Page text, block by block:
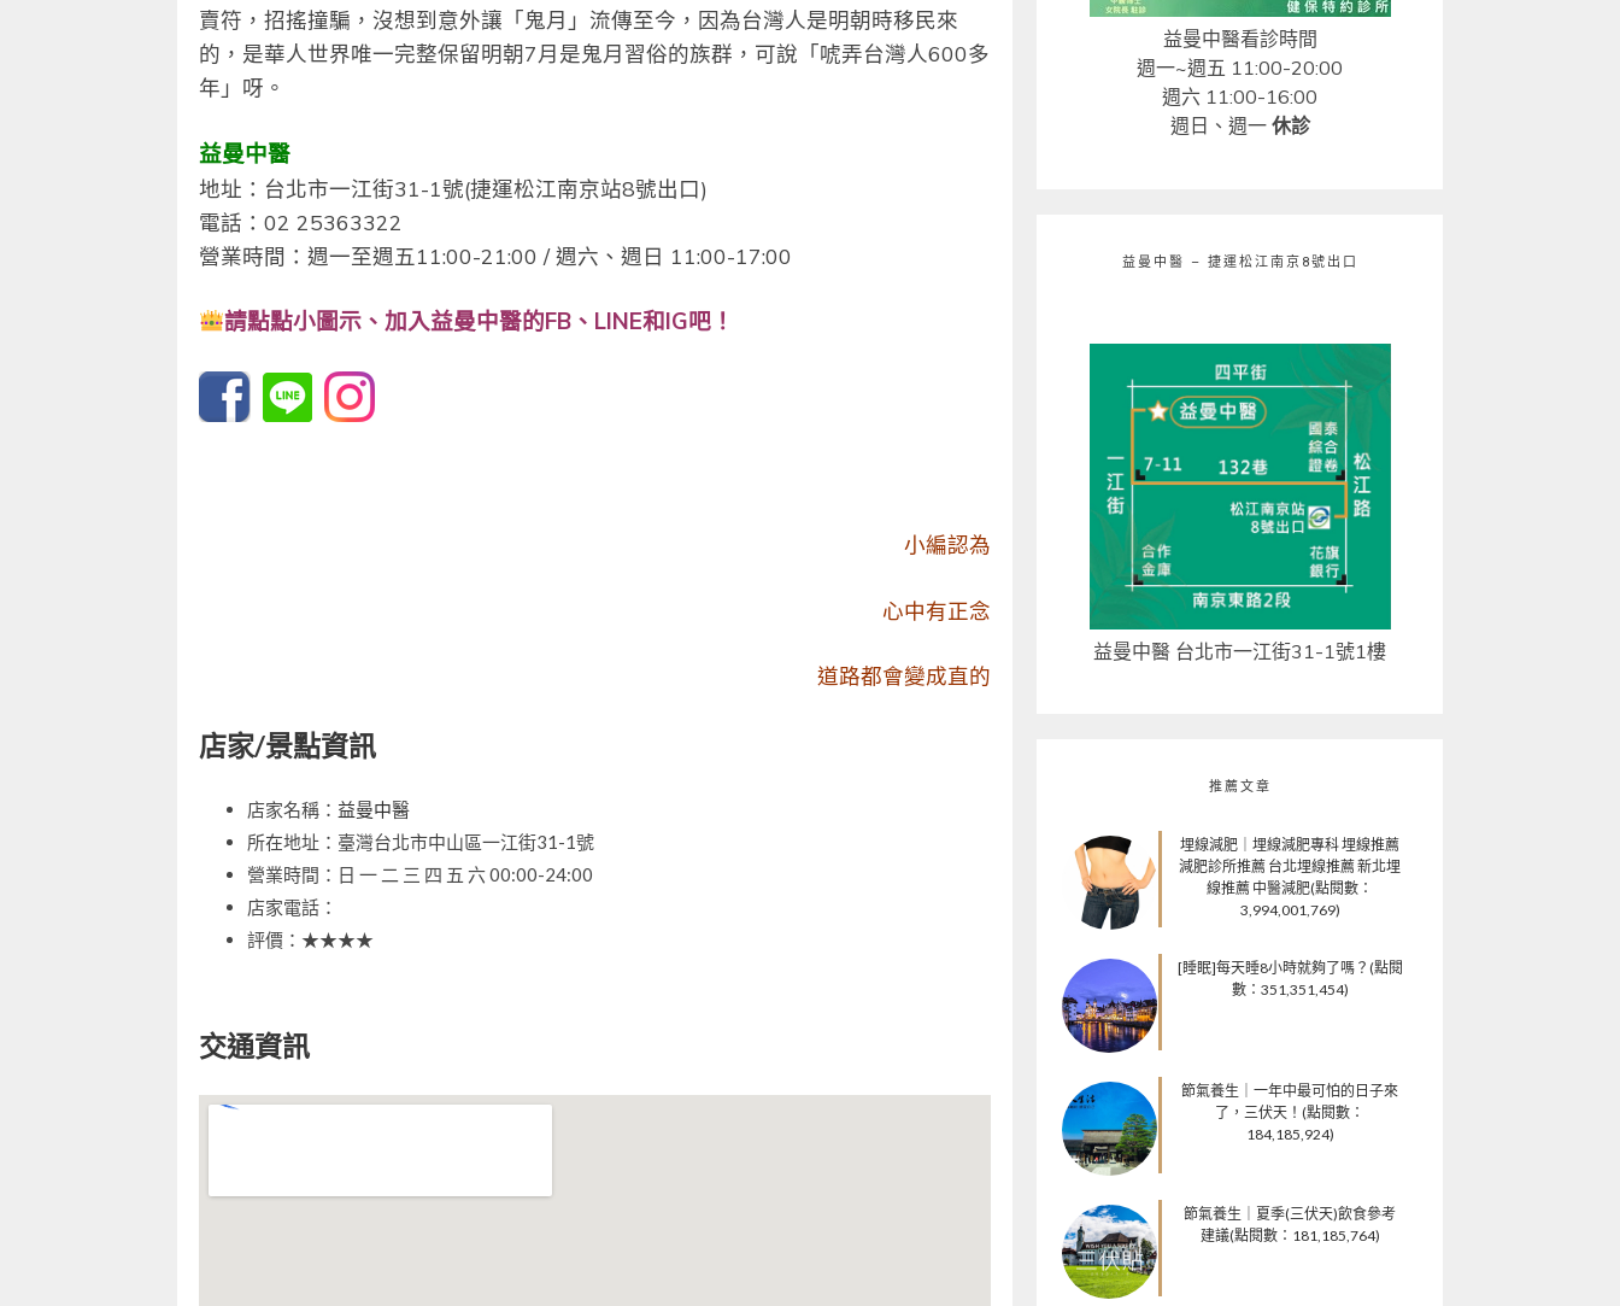
賣符，招搖撞騙，沒想到意外讓「鬼月」流傳至今，因為台灣人是明朝時移民來
的，是華人世界唯一完整保留明朝7月是鬼月習俗的族群，可說「唬弄台灣人600多
年」呀。
益曼中醫
地址：台北市一江街31-1號(捷運松江南京站8號出口)
電話：02 25363322
營業時間：週一至週五11:00-21:00 / 週六、週日 11:00-17:00
請點點小圖示、加入益曼中醫的FB、LINE和IG吧！
小編認為
心中有正念
道路都會變成直的
店家/景點資訊
店家名稱： 益曼中醫
所在地址：臺灣台北市中山區一江街31-1號
營業時間：日 一 二 三 四 五 六 00:00-24:00
店家電話：
評價：★★★★
交通資訊
益曼中醫看診時間
週一~週五 11:00-20:00
週六 11:00-16:00
週日、週一 休診
益曼中醫 – 捷運松江南京8號出口
益曼中醫 台北市一江街31-1號1樓
推薦文章
埋線減肥｜埋線減肥專科 埋線推薦
減肥診所推薦 台北埋線推薦 新北埋
線推薦 中醫減肥(點閱數：
3,994,001,769)
[睡眠]每天睡8小時就夠了嗎？(點閱
數：351,351,454)
節氣養生｜一年中最可怕的日子來
了，三伏天！(點閱數：
184,185,924)
節氣養生｜夏季(三伏天)飲食參考
建議(點閱數：181,185,764)